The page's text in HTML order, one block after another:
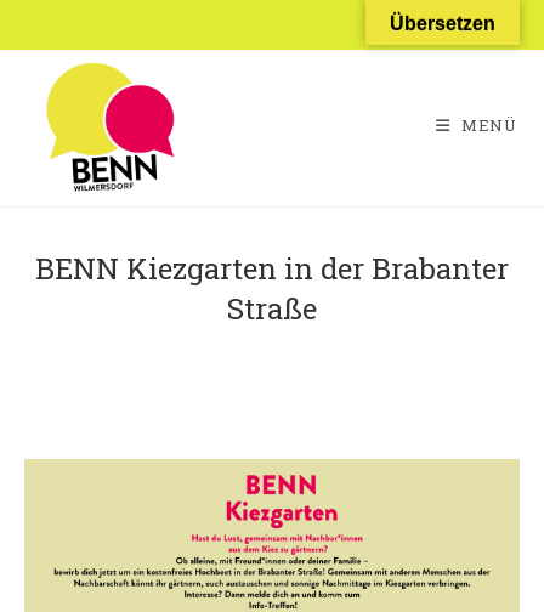
Inhalt
springen
MENÜ
BENN Kiezgarten in der Brabanter
Straße
Übersetzen